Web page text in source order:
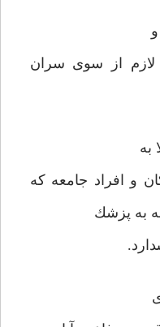
لازم از سوى سران
و افراد جامعه كه
به پزشك